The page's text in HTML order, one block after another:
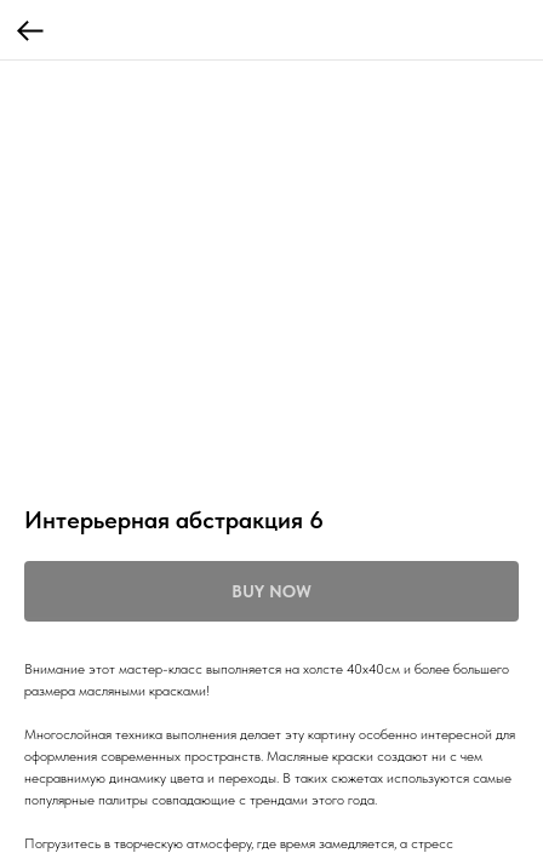
Интерьерная абстракция 6
BUY NOW
Внимание этот мастер-класс выполняется на холсте 40х40см и более большего
размера масляными красками!
Многослойная техника выполнения делает эту картину особенно интересной для
оформления современных пространств. Масляные краски создают ни с чем
несравнимую динамику цвета и переходы. В таких сюжетах используются самые
популярные палитры совпадающие с трендами этого года.
Погрузитесь в творческую атмосферу, где время замедляется, а стресс